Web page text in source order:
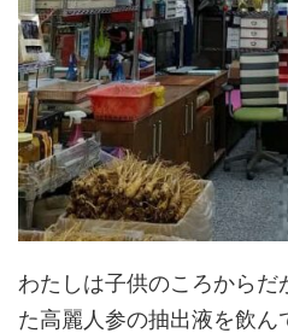
わたしは子供のころから
た高麗人参の抽出液を飲ん